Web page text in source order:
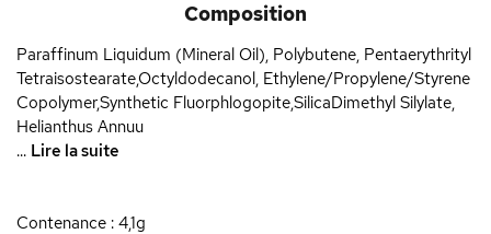
Composition
Paraffinum Liquidum (Mineral Oil), Polybutene, Pentaerythrityl
Tetraisostearate,Octyldodecanol, Ethylene/Propylene/Styrene
Copolymer,Synthetic Fluorphlogopite,SilicaDimethyl Silylate,
Helianthus Annuu
... Lire la suite
Contenance : 4,1g